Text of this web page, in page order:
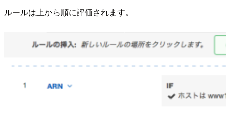
ルールは上から順に評価されます。